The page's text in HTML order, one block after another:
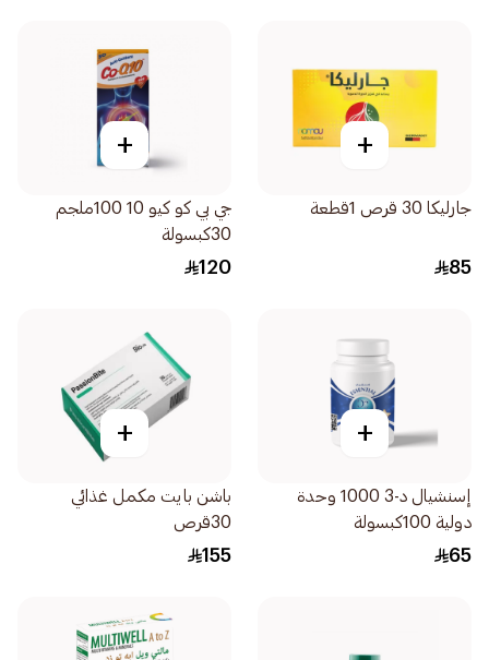
+
جارليكا 30 قرص 1قطعة
85
+
جي بي كو كيو 10 100ملجم
30كبسولة
120
+
إسنشيال د-3 1000 وحدة
دولية 100كبسولة
65
+
باشن بايت مكمل غذائي
30قرص
155